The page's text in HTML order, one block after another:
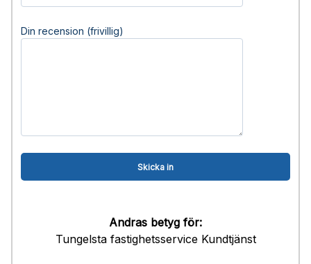
Din recension (frivillig)
Andras betyg för:
Tungelsta fastighetsservice Kundtjänst